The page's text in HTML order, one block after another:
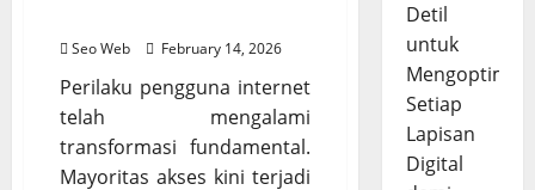
Seo Web February 14, 2026
Perilaku pengguna internet
telah mengalami
transformasi fundamental.
Mayoritas akses kini terjadi
Detil
untuk
Setiap
Lapisan
Digital